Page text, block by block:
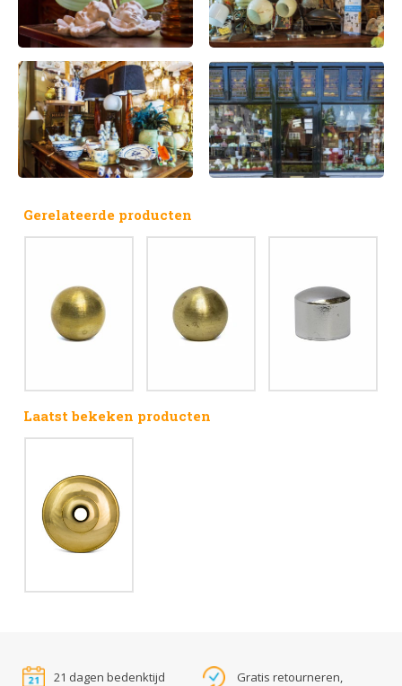
Gerelateerde producten
Laatst bekeken producten
21 dagen bedenktijd
Gratis retourneren,